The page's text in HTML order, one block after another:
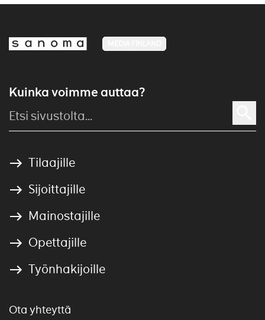
Kuinka voimme auttaa?
Tilaajille
Sijoittajille
Mainostajille
Opettajille
Työnhakijoille
Ota yhteyttä